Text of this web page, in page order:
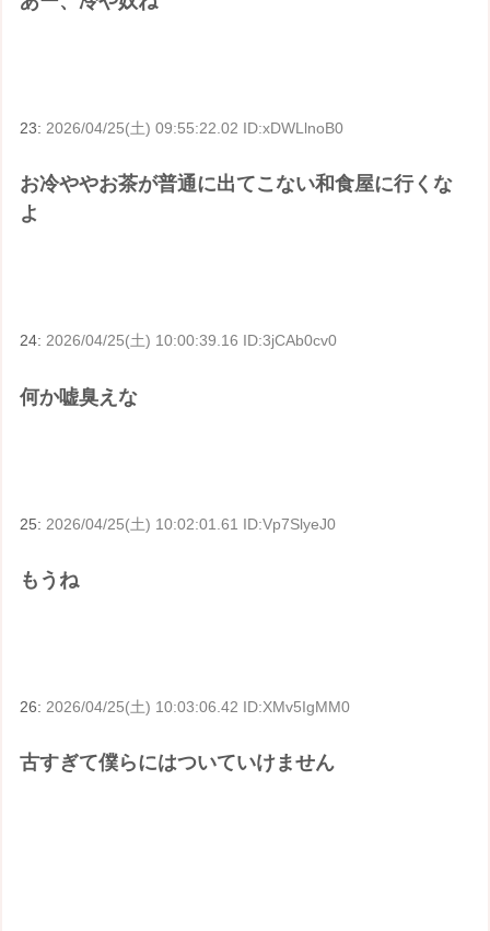
23: 2026/04/25(土) 09:55:22.02 ID:xDWLlnoB0
お冷ややお茶が普通に出てこない和食屋に行くな
よ
24:2026/04/25(土) 10:00:39.16 ID:3jCAb0cv0
何か嘘臭えな
25: 2026/04/25(土) 10:02:01.61 ID:Vp7SlyeJ0
もうね
26: 2026/04/25(土) 10:03:06.42 ID:XMv5IgMM0
古すぎて僕らにはついていけません